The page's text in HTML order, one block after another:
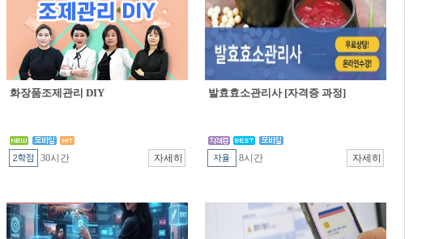
화장품조제관리 DIY
30시간
발효효소관리사 [자격증 과정]
8시간